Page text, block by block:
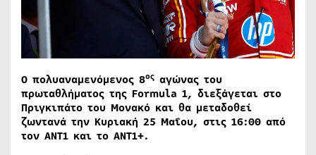
Ο πολυαναμενόμενος 8ος αγώνας του
πρωταθλήματος της Formula 1, διεξάγεται στο
Πριγκιπάτο του Μονακό και θα μεταδοθεί
ζωντανά την Κυριακή 25 Μαΐου, στις 16:00 από
τον ΑΝΤ1 και το ΑΝΤ1+.